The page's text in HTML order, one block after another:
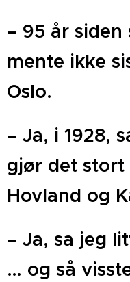
– 95 år siden
mente ikke
Oslo.
– Ja, i 1928,
gjør det stort
Hovland og
– Ja, sa jeg
… og så